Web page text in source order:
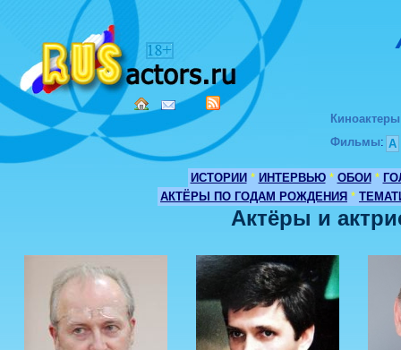
Киноактеры
Фильмы: А
ИСТОРИИ * ИНТЕРВЬЮ * ОБОИ *
АКТЁРЫ ПО ГОДАМ РОЖДЕНИЯ *
Актёры и